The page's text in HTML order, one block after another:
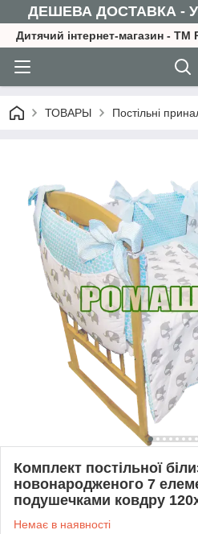
ДЕШЕВА ДОСТАВКА -
Дитячий інтернет-магазин - ТМ
ТОВАРЫ Постільні
Комплект постільної
новонародженого 7
подушечками ковдру
Немає в наявності